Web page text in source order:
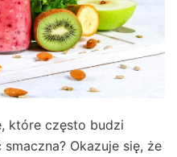
które często budzi
Okazuje się, że